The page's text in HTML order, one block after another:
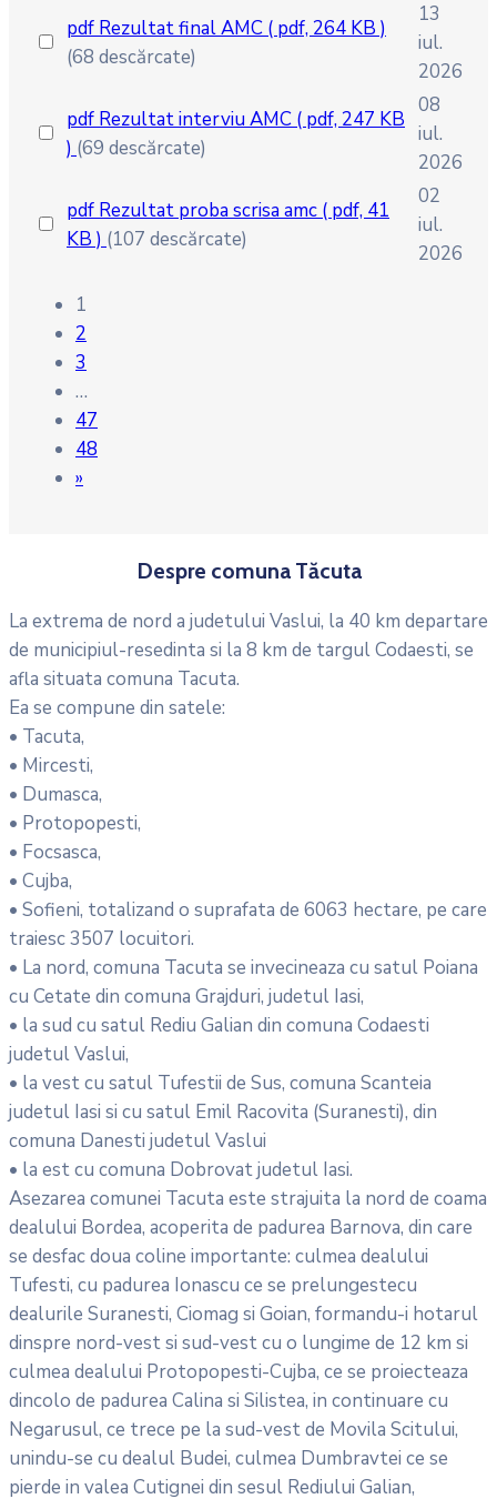
pdf Rezultat final AMC ( pdf, 264 KB )
(68 descărcate)
13
iul.
2026
pdf Rezultat interviu AMC ( pdf, 247 KB
) (69 descărcate)
08
iul.
2026
pdf Rezultat proba scrisa amc ( pdf, 41
KB ) (107 descărcate)
02
iul.
2026
1
2
3
…
47
48
»
Despre comuna Tăcuta
La extrema de nord a judetului Vaslui, la 40 km departare
de municipiul-resedinta si la 8 km de targul Codaesti, se
afla situata comuna Tacuta.
Ea se compune din satele:
• Tacuta,
• Mircesti,
• Dumasca,
• Protopopesti,
• Focsasca,
• Cujba,
• Sofieni, totalizand o suprafata de 6063 hectare, pe care
traiesc 3507 locuitori.
• La nord, comuna Tacuta se invecineaza cu satul Poiana
cu Cetate din comuna Grajduri, judetul Iasi,
• la sud cu satul Rediu Galian din comuna Codaesti
judetul Vaslui,
• la vest cu satul Tufestii de Sus, comuna Scanteia
judetul Iasi si cu satul Emil Racovita (Suranesti), din
comuna Danesti judetul Vaslui
• la est cu comuna Dobrovat judetul Iasi.
Asezarea comunei Tacuta este strajuita la nord de coama
dealului Bordea, acoperita de padurea Barnova, din care
se desfac doua coline importante: culmea dealului
Tufesti, cu padurea Ionascu ce se prelungestecu
dealurile Suranesti, Ciomag si Goian, formandu-i hotarul
dinspre nord-vest si sud-vest cu o lungime de 12 km si
culmea dealului Protopopesti-Cujba, ce se proiecteaza
dincolo de padurea Calina si Silistea, in continuare cu
Negarusul, ce trece pe la sud-vest de Movila Scitului,
unindu-se cu dealul Budei, culmea Dumbravtei ce se
pierde in valea Cutignei din sesul Rediului Galian,